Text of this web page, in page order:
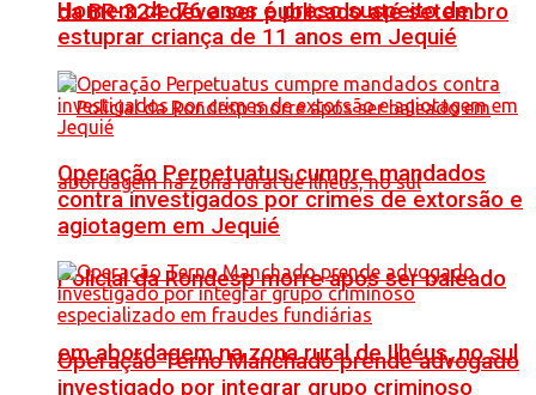
da BR-324 deve ser publicado até setembro
Policial da Rondesp morre após ser baleado
em abordagem na zona rural de Ilhéus, no sul
Homem de 76 anos é preso suspeito de
estuprar criança de 11 anos em Jequié
Operação Perpetuatus cumpre mandados
contra investigados por crimes de extorsão e
agiotagem em Jequié
Operação Terno Manchado prende advogado
investigado por integrar grupo criminoso